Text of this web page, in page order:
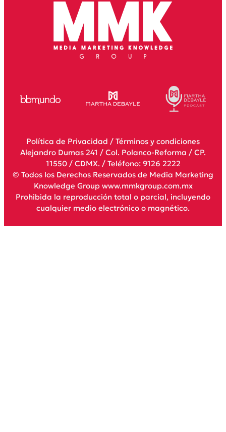
Política de Privacidad / Términos y condiciones
Alejandro Dumas 241 / Col. Polanco-Reforma / CP.
11550 / CDMX. / Teléfono: 9126 2222
© Todos los Derechos Reservados de Media Marketing
Knowledge Group www.mmkgroup.com.mx
Prohibida la reproducción total o parcial, incluyendo
cualquier medio electrónico o magnético.